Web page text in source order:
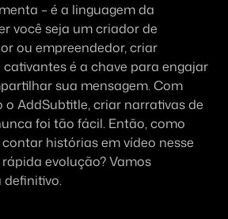
– é a linguagem da
você seja um criador de
ou empreendedor, criar
é a chave para engajar
sua mensagem. Com
AddSubtitle, criar narrativas de
foi tão fácil. Então, como
histórias em vídeo nesse
evolução? Vamos
definitivo.